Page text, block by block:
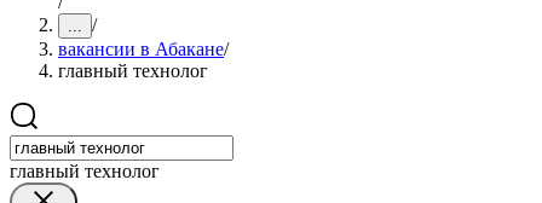
... /
вакансии в Абакане/
главный технолог
главный технолог